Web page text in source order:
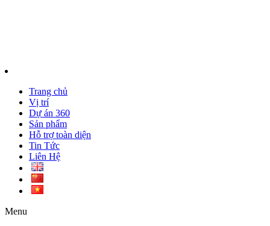
Trang chủ
Vị trí
Dự án 360
Sản phẩm
Hỗ trợ toàn diện
Tin Tức
Liên Hệ
Menu